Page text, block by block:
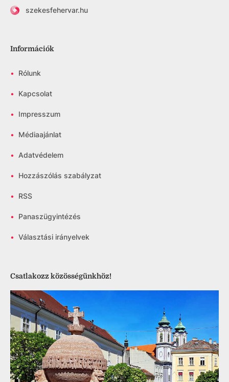
szekesfehervar.hu
Információk
• Rólunk
• Kapcsolat
• Impresszum
• Médiaajánlat
• Adatvédelem
• Hozzászólás szabályzat
• RSS
• Panaszügyintézés
• Választási irányelvek
Csatlakozz közösségünkhöz!